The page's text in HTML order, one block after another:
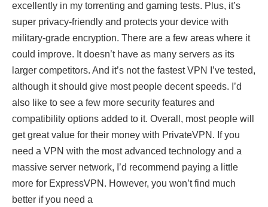
excellently in my torrenting and gaming tests. Plus, it’s
super privacy-friendly and protects your device with
military-grade encryption. There are a few areas where it
could improve. It doesn’t have as many servers as its
larger competitors. And it’s not the fastest VPN I’ve tested,
although it should give most people decent speeds. I’d
also like to see a few more security features and
compatibility options added to it. Overall, most people will
get great value for their money with PrivateVPN. If you
need a VPN with the most advanced technology and a
massive server network, I’d recommend paying a little
more for ExpressVPN. However, you won’t find much
better if you need a